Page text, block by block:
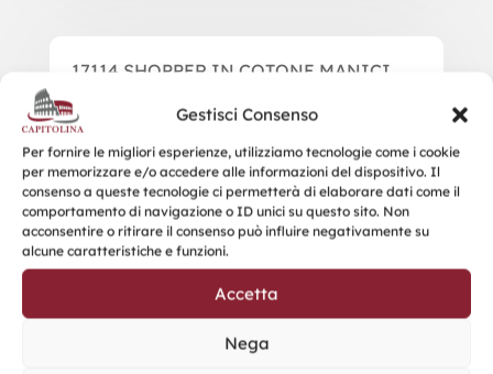
Gestisci Consenso
Per fornire le migliori esperienze, utilizziamo tecnologie come i cookie
per memorizzare e/o accedere alle informazioni del dispositivo. Il
consenso a queste tecnologie ci permetterà di elaborare dati come il
comportamento di navigazione o ID unici su questo sito. Non
acconsentire o ritirare il consenso può influire negativamente su
alcune caratteristiche e funzioni.
Accetta
Nega
17114 SHOPPER IN COTONE MANICI